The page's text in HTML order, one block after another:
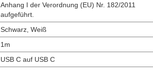
Anhang I der Verordnung (EU) Nr. 182/2011
aufgeführt.
Schwarz, Weiß
1m
USB C auf USB C